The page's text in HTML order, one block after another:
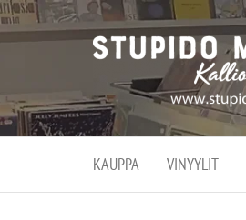
KAUPPA VINYYLIT